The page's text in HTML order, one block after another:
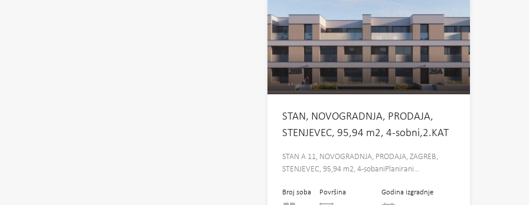
STAN, NOVOGRADNJA, PRODAJA,
STENJEVEC, 95,94 m2, 4-sobni,2.KAT
STAN A 11, NOVOGRADNJA, PRODAJA, ZAGREB,
STENJEVEC, 95,94 m2, 4-sobaniPlanirani…
Broj soba Površina Godina izgradnje